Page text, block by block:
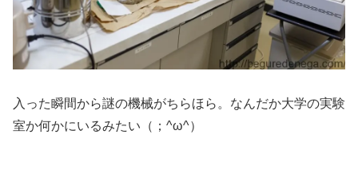
入った瞬間から謎の機械がちらほら。なんだか大学の実験
室か何かにいるみたい（；^ω^）